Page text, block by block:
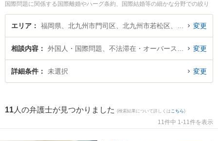
国際問題に関係する国際離婚やハーグ条約、国際結婚等の細かな分野での絞り
込み検索もでき便利です。特に清風法律事務所の祖父江 弘美弁護士や弁護士法
人ＯＮＥ 門司オフィスの田川 瞳弁護士、弁護士法人大手町法律事務所 北九州
ステイのトラブルを今すぐに弁護士に相談したい』『不法滞在・オーバーステ
イのトラブル解決の実績豊富な近くの弁護士を検索したい』『初回相談無料で
不法滞在・オーバーステイを法律相談できる北九州市内の弁護士に相談予約し
エリア 変更
相談内容 変更
詳細条件 未選択 変更
11 人の弁護士が見つかりました (検索結果について詳しくは こちら)
11件中 1-11件を表示